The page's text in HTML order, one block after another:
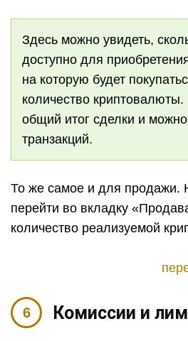
Здесь можно увидеть,
доступно для
на которую будет
количество криптовалюты.
общий итог сделки и
транзакций.
То же самое и для продажи.
перейти во вкладку
количество реализуемой
Комиссии и